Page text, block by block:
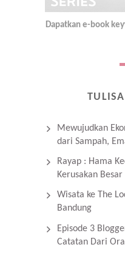
Dapatkan e-book
Mewujudkan
dari Sampah,
Rayap : Hama
Kerusakan
Wisata ke The
Bandung
Episode 3
Catatan Dari